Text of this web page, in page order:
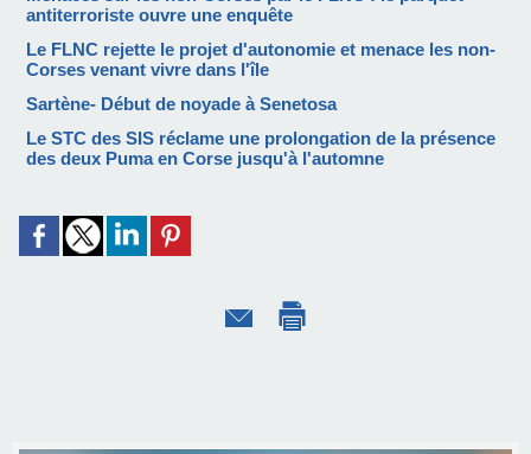
antiterroriste ouvre une enquête
Le FLNC rejette le projet d'autonomie et menace les non-
Corses venant vivre dans l'île
Sartène- Début de noyade à Senetosa
Le STC des SIS réclame une prolongation de la présence
des deux Puma en Corse jusqu'à l'automne